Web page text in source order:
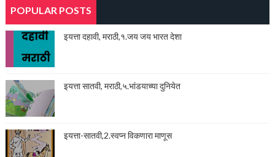
POPULAR POSTS
इयत्ता दहावी, मराठी,१.जय जय भारत देशा
इयत्ता सातवी, मराठी,५.भांडयाच्या दुनियेत
इयत्ता-सातवी,2.स्वप्न विकणारा माणूस